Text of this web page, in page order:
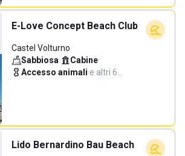
E-Love Concept Beach Club
Castel Volturno
Sabbiosa· Cabine·
Accesso animali·e altri 6…
Lido Bernardino Bau Beach